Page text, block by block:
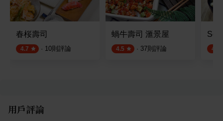
春桜壽司
4.7 · 10則評論
蝸牛壽司 滙景屋
4.5 · 37則評論 4.8
用戶評論